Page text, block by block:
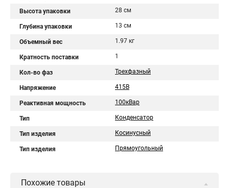
Высота упаковки 28 см
Глубина упаковки 13 см
Объемный вес 1.97 кг
Кратность поставки 1
Кол-во фаз Трехфазный
Напряжение 415В
Реактивная мощность 100кВар
Тип Конденсатор
Тип изделия Косинусный
Тип изделия Прямоугольный
Похожие товары